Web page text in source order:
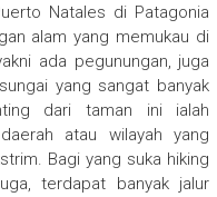
Natales di Patagonia
alam yang memukau di
ada pegunungan, juga
yang sangat banyak
dari taman ini ialah
atau wilayah yang
Bagi yang suka hiking
terdapat banyak jalur